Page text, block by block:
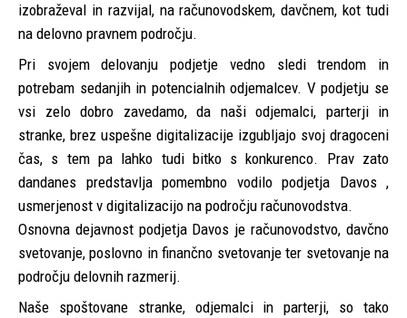
izobraževal in razvijal, na računovodskem, davčnem, kot tudi
na delovno pravnem področju.
Pri svojem delovanju podjetje vedno sledi trendom in
potrebam sedanjih in potencialnih odjemalcev. V podjetju se
vsi zelo dobro zavedamo, da naši odjemalci, parterji in
stranke, brez uspešne digitalizacije izgubljajo svoj dragoceni
čas, s tem pa lahko tudi bitko s konkurenco. Prav zato
dandanes predstavlja pomembno vodilo podjetja Davos ,
usmerjenost v digitalizacijo na področju računovodstva.
Osnovna dejavnost podjetja Davos je računovodstvo, davčno
svetovanje, poslovno in finančno svetovanje ter svetovanje na
področju delovnih razmerij.
Naše spoštovane stranke, odjemalci in parterji, so tako